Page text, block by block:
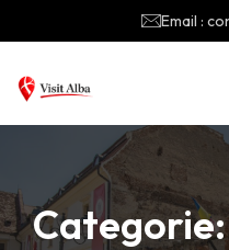
Email :